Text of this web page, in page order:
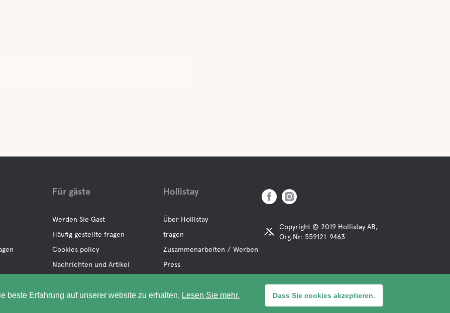
beste Erfahrung auf unserer website zu erhalten. Lesen Sie mehr. Dass Sie cookies akzeptieren.
Für gäste
Werden Sie Gast
Häufig gestellte fragen
Cookies policy
Nachrichten und Artikel
Hollistay
Über Hollistay
tragen
Zusammenarbeiten / Werben
Press
Copyright © 2019 Hollistay AB,
Org.Nr: 559121-9463